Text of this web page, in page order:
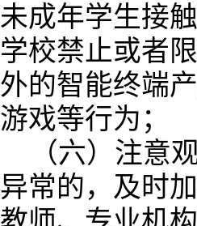
未成年学生接
学校禁止或者
外的智能终端
游戏等行为；
（六）注意
异常的，及时